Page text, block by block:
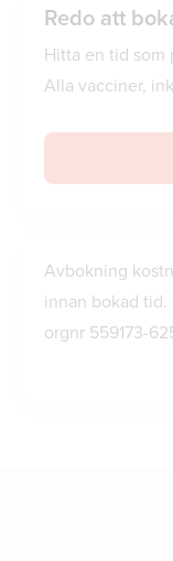
Redo att
Hitta en tid som
Alla vacciner,
Avbokning
innan bokad tid.
orgnr 559173-